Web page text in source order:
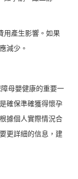
用產生影響。如果
減少。
母嬰健康的重要一
確保準確獲得懷孕
據個人實際情況合
更詳細的信息，建